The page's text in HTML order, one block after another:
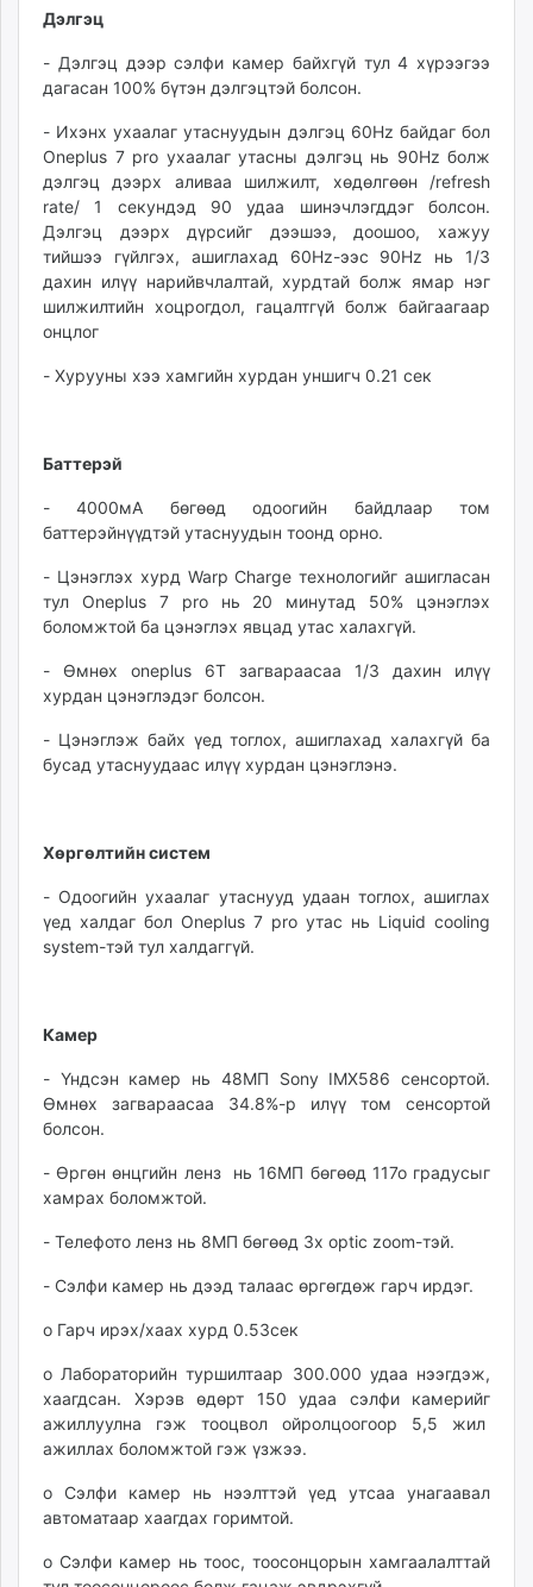
Дэлгэц
- Дэлгэц дээр сэлфи камер байхгүй тул 4 хүрээгээ
дагасан 100% бүтэн дэлгэцтэй болсон.
- Ихэнх ухаалаг утаснуудын дэлгэц 60Hz байдаг бол
Oneplus 7 pro ухаалаг утасны дэлгэц нь 90Hz болж
дэлгэц дээрх аливаа шилжилт, хөдөлгөөн /refresh
rate/ 1 секундэд 90 удаа шинэчлэгддэг болсон.
Дэлгэц дээрх дүрсийг дээшээ, доошоо, хажуу
тийшээ гүйлгэх, ашиглахад 60Hz-ээс 90Hz нь 1/3
дахин илүү нарийвчлалтай, хурдтай болж ямар нэг
шилжилтийн хоцрогдол, гацалтгүй болж байгаагаар
онцлог
- Хурууны хээ хамгийн хурдан уншигч 0.21 сек
Баттерэй
- 4000мА бөгөөд одоогийн байдлаар том
баттерэйнүүдтэй утаснуудын тоонд орно.
- Цэнэглэх хурд Warp Charge технологийг ашигласан
тул Oneplus 7 pro нь 20 минутад 50% цэнэглэх
боломжтой ба цэнэглэх явцад утас халахгүй.
- Өмнөх oneplus 6T загвараасаа 1/3 дахин илүү
хурдан цэнэглэдэг болсон.
- Цэнэглэж байх үед тоглох, ашиглахад халахгүй ба
бусад утаснуудаас илүү хурдан цэнэглэнэ.
Хөргөлтийн систем
- Одоогийн ухаалаг утаснууд удаан тоглох, ашиглах
үед халдаг бол Оneplus 7 pro утас нь Liquid cooling
system-тэй тул халдаггүй.
Камер
- Үндсэн камер нь 48МП Sony IMX586 сенсортой.
Өмнөх загвараасаа 34.8%-р илүү том сенсортой
болсон.
- Өргөн өнцгийн ленз нь 16МП бөгөөд 117о градусыг
хамрах боломжтой.
- Телефото ленз нь 8МП бөгөөд 3х optic zoom-тэй.
- Сэлфи камер нь дээд талаас өргөгдөж гарч ирдэг.
o Гарч ирэх/хаах хурд 0.53сек
o Лабораторийн туршилтаар 300.000 удаа нээгдэж,
хаагдсан. Хэрэв өдөрт 150 удаа сэлфи камерийг
ажиллуулна гэж тооцвол ойролцоогоор 5,5 жил
ажиллах боломжтой гэж үзжээ.
o Сэлфи камер нь нээлттэй үед утсаа унагаавал
автоматаар хаагдах горимтой.
o Сэлфи камер нь тоос, тоосонцорын хамгаалалттай